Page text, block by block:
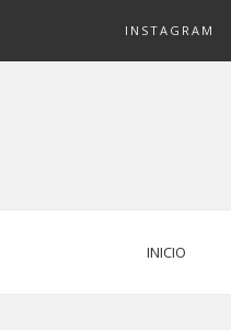
INSTAGRAM
INICIO